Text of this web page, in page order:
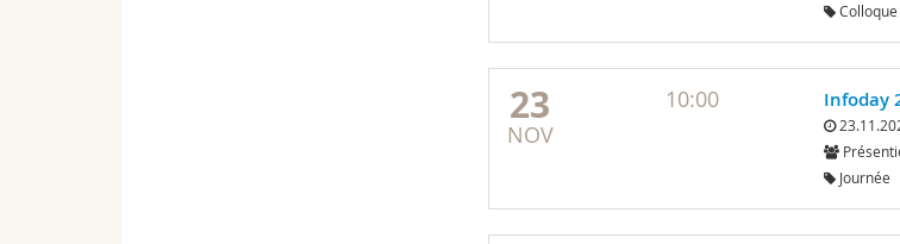
23
NOV
10:00 Infoday
Journée